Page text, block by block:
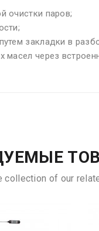
очистки паров;
закладки в
масел через
collection of our